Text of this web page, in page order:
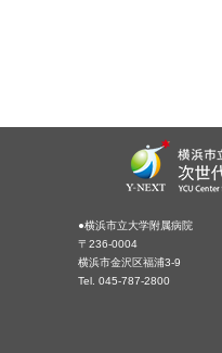
●横浜市立大学附属病院
〒236-0004
横浜市金沢区福浦3-9
Tel. 045-787-2800